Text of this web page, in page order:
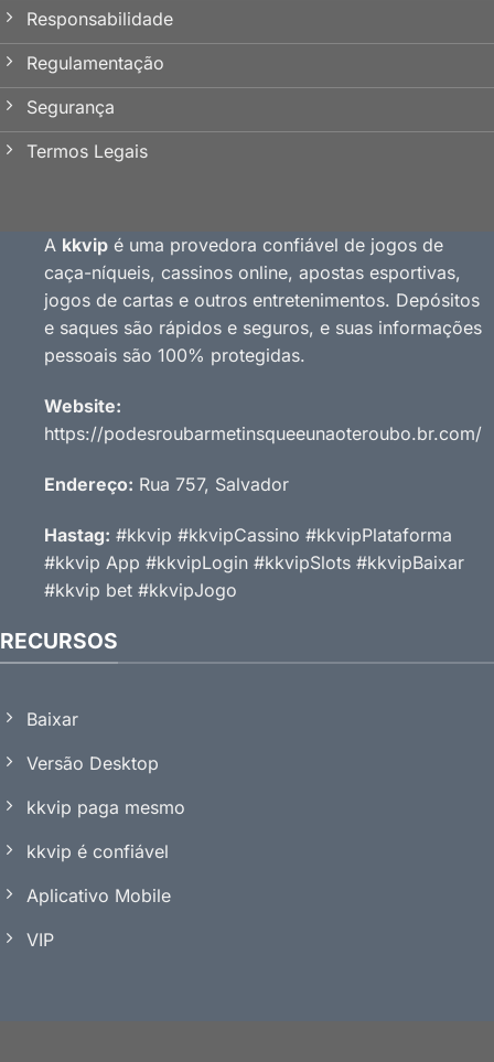
Responsabilidade
Regulamentação
Segurança
Termos Legais
A kkvip é uma provedora confiável de jogos de
caça-níqueis, cassinos online, apostas esportivas,
jogos de cartas e outros entretenimentos. Depósitos
e saques são rápidos e seguros, e suas informações
pessoais são 100% protegidas.
Website:
https://podesroubarmetinsqueeunaoteroubo.br.com/
Endereço: Rua 757, Salvador
Hastag: #kkvip #kkvipCassino #kkvipPlataforma
#kkvip App #kkvipLogin #kkvipSlots #kkvipBaixar
#kkvip bet #kkvipJogo
RECURSOS
Baixar
Versão Desktop
kkvip paga mesmo
kkvip é confiável
Aplicativo Mobile
VIP